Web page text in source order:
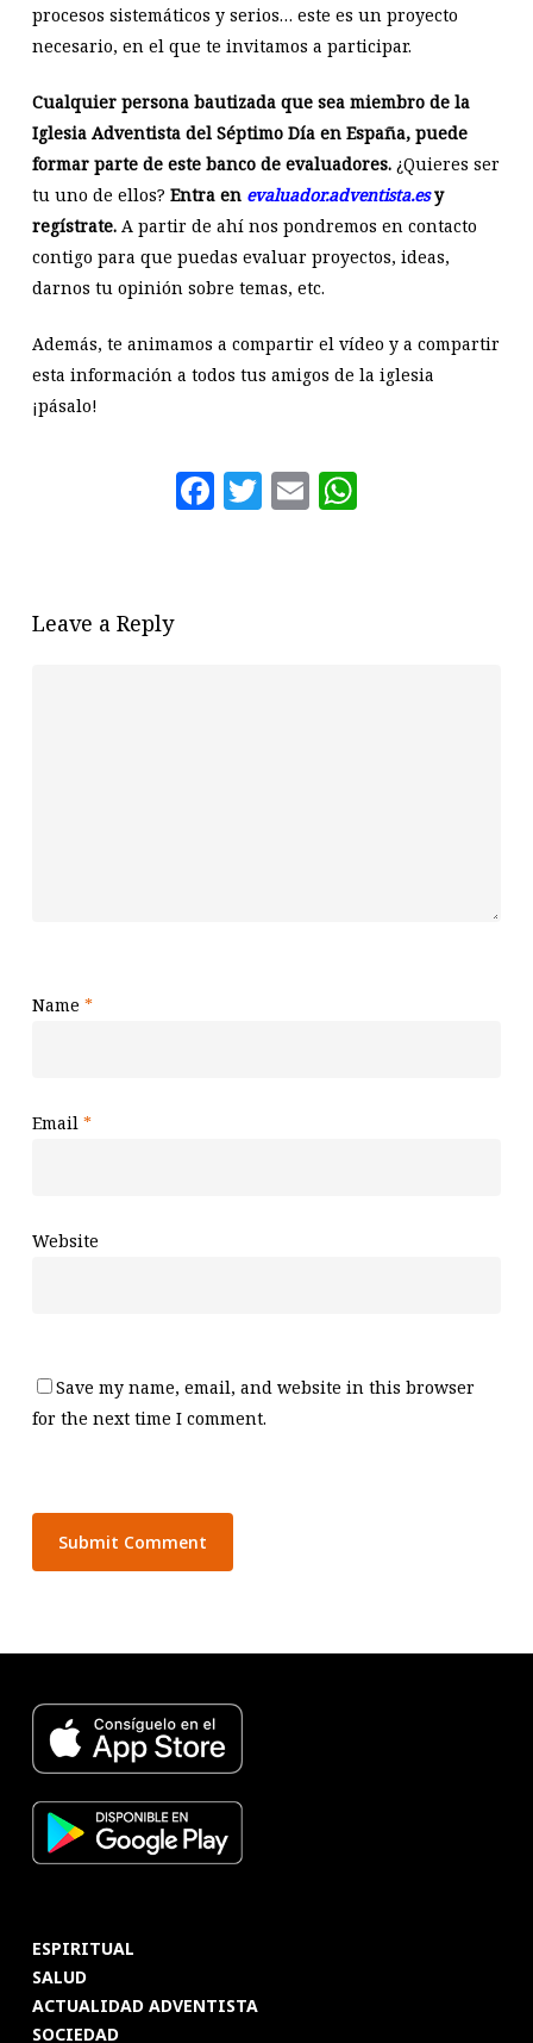
procesos sistemáticos y serios… este es un proyecto
necesario, en el que te invitamos a participar.
Cualquier persona bautizada que sea miembro de la
Iglesia Adventista del Séptimo Día en España, puede
formar parte de este banco de evaluadores.¿Quieres ser
tu uno de ellos? Entra en evaluador.adventista.es y
regístrate.A partir de ahí nos pondremos en contacto
contigo para que puedas evaluar proyectos, ideas,
darnos tu opinión sobre temas, etc.
Además, te animamos a compartir el vídeo y a compartir
esta información a todos tus amigos de la iglesia
¡pásalo!
Facebook
Twitter
Email
Leave a Reply
Name *
Email *
Website
Save my name, email, and website in this browser
for the next time I comment.
ESPIRITUAL
SALUD
ACTUALIDAD ADVENTISTA
SOCIEDAD